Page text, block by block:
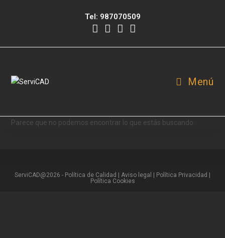
Tel: 987070509
Menú
Parece que no podemos encontrar lo que estás buscando.
ServiCAD@2026 - Política de Calidad Aviso legal | Política Privacidad
Política Cookies